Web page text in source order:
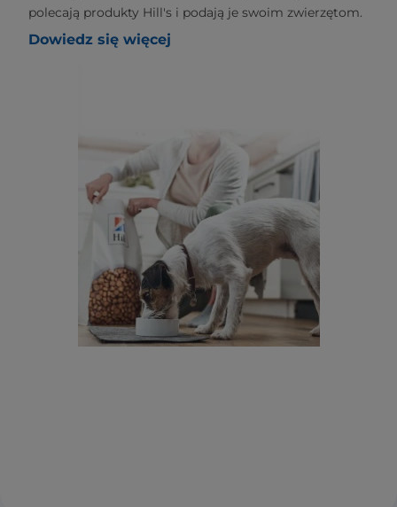
polecają produkty Hill's i podają je swoim zwierzętom.
Dowiedz się więcej